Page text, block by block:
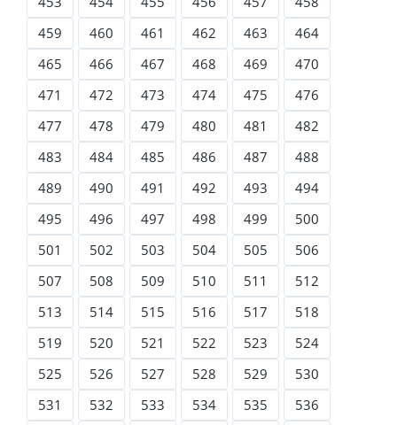
459
460 461 462 463
464
465
466 467 468 469
470
471
472 473 474 475
476
477
478 479 480 481
482
483
484 485 486 487
488
489
490 491 492 493
494
495
496 497 498 499
500
501
502 503 504 505
506
507
508 509 510 511
512
513
514 515 516 517
518
519
520 521 522 523
524
525
526 527 528 529
530
531
532 533 534 535
536